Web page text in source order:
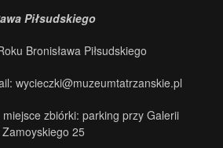
Piłsudskiego
Bronisława Piłsudskiego
wycieczki@muzeumtatrzanskie.pl
zbiórki: parking przy Galerii
25